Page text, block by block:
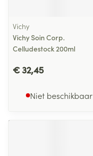
Vichy
Vichy Soin Corp.
Celludestock 200ml
€ 32,45
Niet beschikbaar